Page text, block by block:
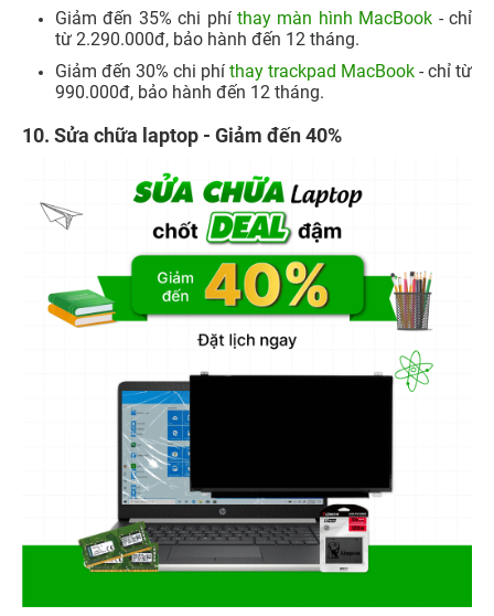
Giảm đến 35% chi phíthay màn hình MacBook - chỉ
từ 2.290.000đ, bảo hành đến 12 tháng.​
Giảm đến 30% chi phí thay trackpad MacBook - chỉ từ
990.000đ, bảo hành đến 12 tháng.
10. Sửa chữa laptop - Giảm đến 40%